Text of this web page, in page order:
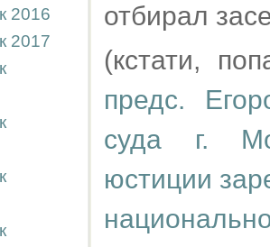
2016
2017
отбирал
(кстати,
предс.
суда г.
юстиции